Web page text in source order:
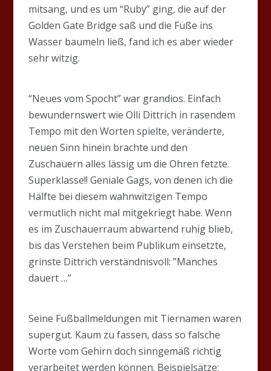
mitsang, und es um “Ruby” ging, die auf der
Golden Gate Bridge saß und die Füße ins
Wasser baumeln ließ, fand ich es aber wieder
sehr witzig.
“Neues vom Spocht” war grandios. Einfach
bewundernswert wie Olli Dittrich in rasendem
Tempo mit den Worten spielte, veränderte,
neuen Sinn hinein brachte und den
Zuschauern alles lässig um die Ohren fetzte.
Superklasse!! Geniale Gags, von denen ich die
Hälfte bei diesem wahnwitzigen Tempo
vermutlich nicht mal mitgekriegt habe. Wenn
es im Zuschauerraum abwartend ruhig blieb,
bis das Verstehen beim Publikum einsetzte,
grinste Dittrich verständnisvoll: ”Manches
dauert …”
Seine Fußballmeldungen mit Tiernamen waren
supergut. Kaum zu fassen, dass so falsche
Worte vom Gehirn doch sinngemäß richtig
verarbeitet werden können. Beispielsätze: